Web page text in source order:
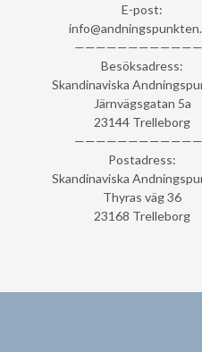
E-post:
Besöksadress:
Skandinaviska
Järnvägsgatan 5a
23144 Trelleborg
Postadress:
Skandinaviska
Thyras väg 36
23168 Trelleborg